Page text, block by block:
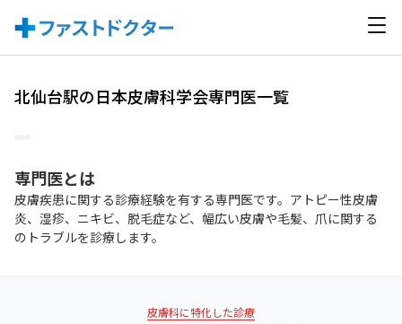
北仙台駅の日本皮膚科学会専門医一覧
専門医とは
皮膚疾患に関する診療経験を有する専門医です。アトピー性皮膚
炎、湿疹、ニキビ、脱毛症など、幅広い皮膚や毛髪、爪に関する
のトラブルを診療します。
皮膚科に特化した診療